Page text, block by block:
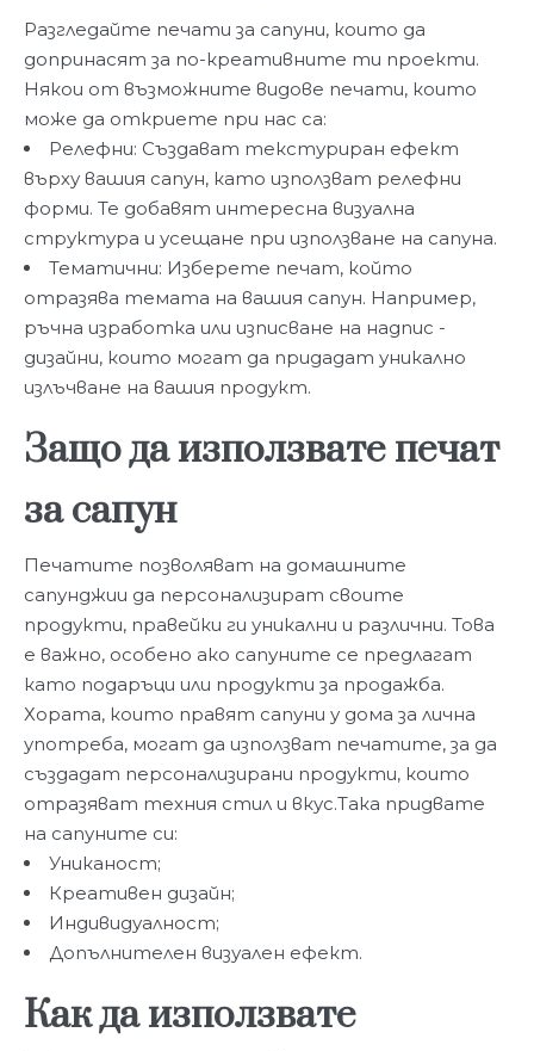
Разгледайте печати за сапуни, които да
допринасят за по-креативните ти проекти.
Някои от възможните видове печати, които
може да откриете при нас са:
Релефни: Създават текстуриран ефект
върху вашия сапун, като използват релефни
форми. Те добавят интересна визуална
структура и усещане при използване на сапуна.
Тематични: Изберете печат, който
отразява темата на вашия сапун. Например,
ръчна изработка или изписване на надпис -
дизайни, които могат да придадат уникално
излъчване на вашия продукт.
Защо да използвате печат
за сапун
Печатите позволяват на домашните
сапунджии да персонализират своите
продукти, правейки ги уникални и различни. Това
е важно, особено ако сапуните се предлагат
като подаръци или продукти за продажба.
Хората, които правят сапуни у дома за лична
употреба, могат да използват печатите, за да
създадат персонализирани продукти, които
отразяват техния стил и вкус.Така придвате
на сапуните си:
Униканост;
Креативен дизайн;
Индивидуалност;
Допълнителен визуален ефект.
Как да използвате